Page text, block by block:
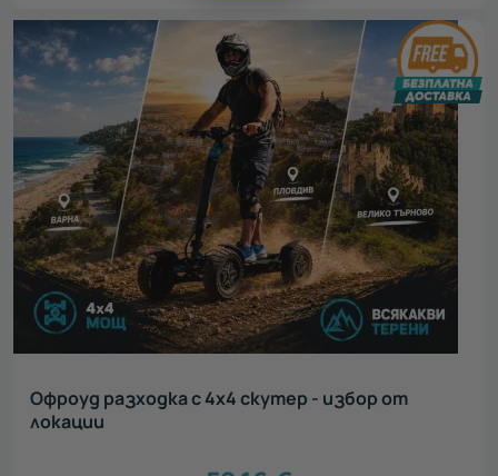
Офроуд разходка с 4х4 скутер - избор от
локации